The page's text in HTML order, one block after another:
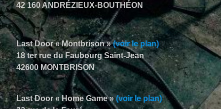
42 160 ANDRÉZIEUX-BOUTHÉON
Last Door « Montbrison »(voir le plan)
18 ter rue du Faubourg Saint-Jean
42600 MONTBRISON
Last Door « Home Game »(voir le plan)